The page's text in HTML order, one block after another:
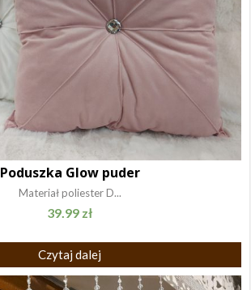
Poduszka Glow puder
Materiał poliester D...
39.99 zł
Czytaj dalej